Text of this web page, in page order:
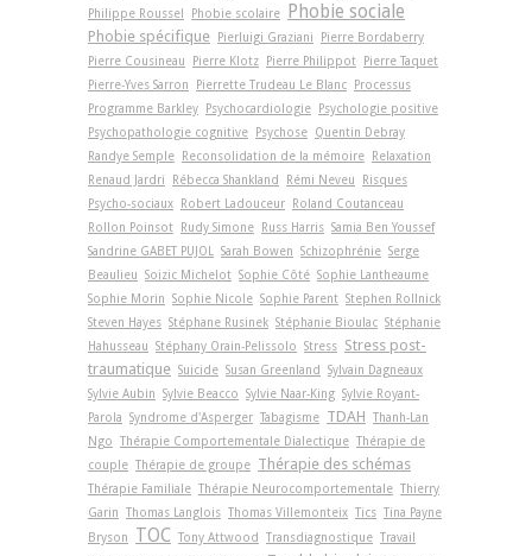
Philippe Roussel
Phobie scolaire Phobie sociale
Phobie spécifique Pierluigi Graziani
Pierre Bordaberry
Pierre Cousineau
Pierre Klotz Pierre Philippot
Pierre Taquet
Pierre-Yves Sarron
Pierrette Trudeau Le Blanc
Processus
Programme Barkley
Psychocardiologie
Psychologie positive
Psychopathologie cognitive
Psychose Quentin Debray
Randye Semple
Reconsolidation de la mémoire
Relaxation
Renaud Jardri
Rébecca Shankland Rémi Neveu
Risques
Psycho-sociaux
Robert Ladouceur
Roland Coutanceau
Rollon Poinsot
Rudy Simone Russ Harris Samia Ben Youssef
Sandrine GABET PUJOL
Sarah Bowen Schizophrénie Serge
Beaulieu Soizic Michelot Sophie Côté Sophie Lantheaume
Sophie Morin Sophie Nicole Sophie Parent Stephen Rollnick
Steven Hayes Stéphane Rusinek Stéphanie Bioulac Stéphanie
Hahusseau Stéphany Orain-Pelissolo Stress Stress post-
traumatique Suicide Susan Greenland
Sylvain Dagneaux
Sylvie Aubin Sylvie Beacco Sylvie Naar-King Sylvie Royant-
Parola Syndrome d'Asperger Tabagisme TDAH Thanh-Lan
Ngo Thérapie Comportementale Dialectique Thérapie de
couple Thérapie de groupe Thérapie des schémas
Thérapie Familiale Thérapie Neurocomportementale Thierry
Garin Thomas Langlois Thomas Villemonteix Tics Tina Payne
Bryson
TOC Tony Attwood Transdiagnostique Travail